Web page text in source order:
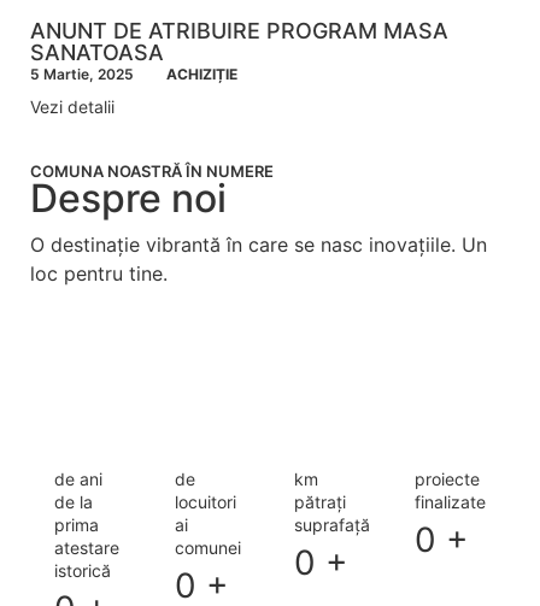
ANUNT DE ATRIBUIRE PROGRAM MASA
SANATOASA
5 Martie, 2025 ACHIZIȚIE
Vezi detalii
COMUNA NOASTRĂ ÎN NUMERE
Despre noi
O destinație vibrantă în care se nasc inovațiile. Un
loc pentru tine.
de ani
de la
prima
atestare
istorică
de
locuitori
ai
comunei
0 +
km
pătrați
suprafață
0 +
proiecte
finalizate
0 +